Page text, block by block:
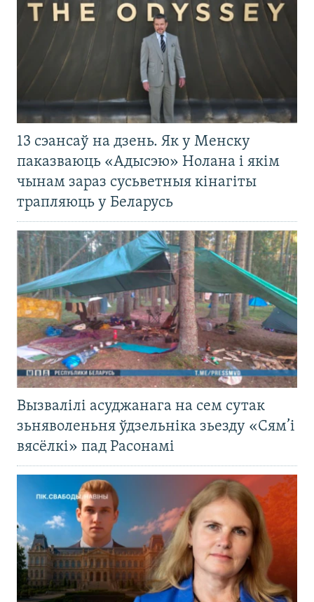
13 сэансаў на дзень. Як у Менску
паказваюць «Адысэю» Нолана і якім
чынам зараз сусьветныя кінагіты
трапляюць у Беларусь
Вызвалілі асуджанага на сем сутак
зьняволеньня ўдзельніка зьезду «Сям’і
вясёлкі» пад Расонамі